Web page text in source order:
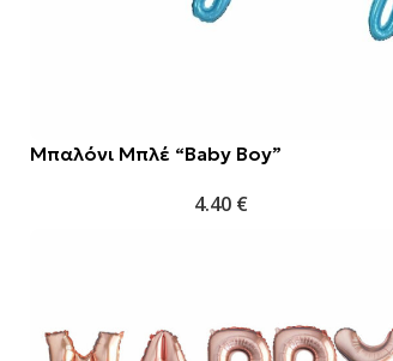
Μπαλόνι Μπλέ “Baby Boy”
4.40 €